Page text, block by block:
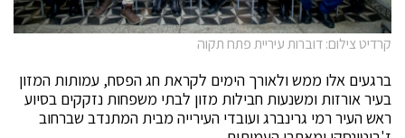
קרדיט צילום: דוברות עיריית פתח תקוה
ברגעים אלו ממש ולאורך הימים לקראת חג הפסח, עמותות המזון
בעיר אורזות ומשנעות חבילות מזון לבתי משפחות נזקקים בסיוע
ראש העיר רמי גרינברג ועובדי העירייה מבית המתנדב שברחוב